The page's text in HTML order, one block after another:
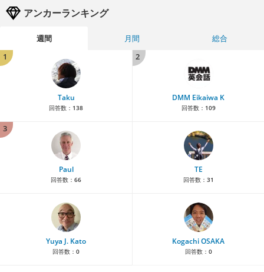
アンカーランキング
週間 月間
総合
1
Taku
回答数： 138
2
DMM Eikaiwa K
回答数： 109
3
Paul
回答数： 66
TE
回答数： 31
Yuya J. Kato
回答数： 0
Kogachi OSAKA
回答数： 0